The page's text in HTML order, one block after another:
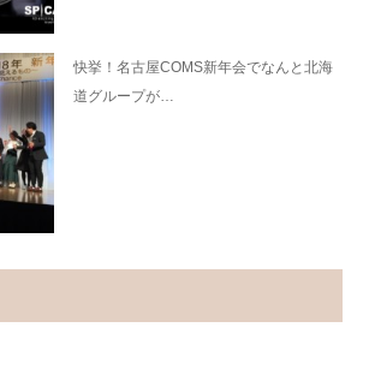
快挙！名古屋COMS新年会でなんと北海
道グループが…